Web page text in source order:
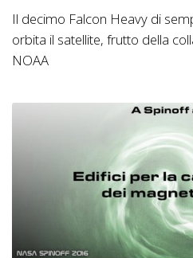
Il decimo Falcon Heavy di
orbita il satellite, frutto della
NOAA